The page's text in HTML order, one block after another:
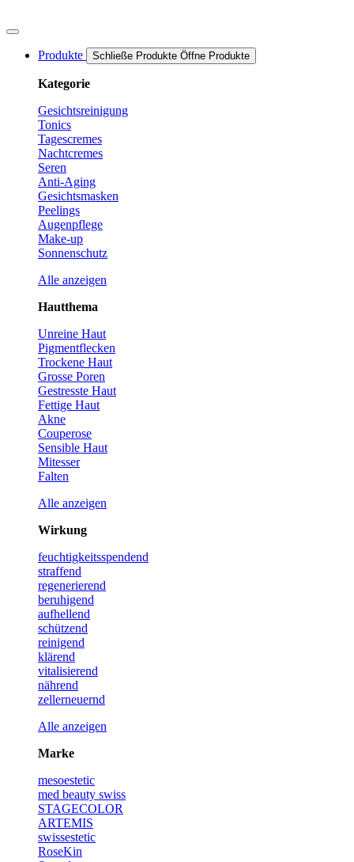
Inhalt
Produkte
Schließe Produkte Öffne Produkte
Kategorie
Gesichtsreinigung
Tonics
Tagescremes
Nachtcremes
Seren
Anti-Aging
Gesichtsmasken
Peelings
Augenpflege
Make-up
Sonnenschutz
Alle anzeigen
Hautthema
Unreine Haut
Pigmentflecken
Trockene Haut
Grosse Poren
Gestresste Haut
Fettige Haut
Akne
Couperose
Sensible Haut
Mitesser
Falten
Alle anzeigen
Wirkung
feuchtigkeits­spendend
straffend
regenerierend
beruhigend
aufhellend
schützend
reinigend
klärend
vitalisierend
nährend
zellerneuernd
Alle anzeigen
Marke
mesoestetic
med beauty swiss
STAGECOLOR
ARTEMIS
swissestetic
RoseKin